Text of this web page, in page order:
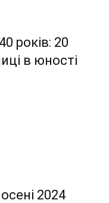
років: 20
в юності
2024